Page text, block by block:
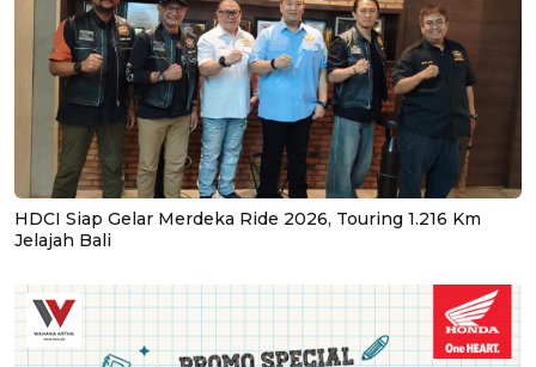
HDCI Siap Gelar Merdeka Ride 2026, Touring 1.216 Km
Jelajah Bali